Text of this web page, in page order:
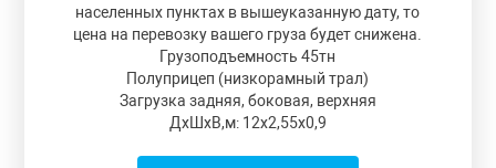
населенных пунктах в вышеуказанную дату, то
цена на перевозку вашего груза будет снижена.
Грузоподъемность 45тн
Полуприцеп (низкорамный трал)
Загрузка задняя, боковая, верхняя
ДxШxВ,м: 12x2,55x0,9